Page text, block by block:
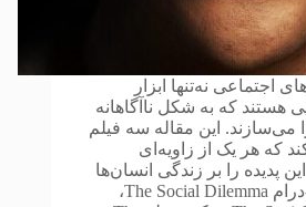
اجتماعی نه‌تنها ابزار
هستند که به شکل ناآگاهانه
می‌سازند. این مقاله سه فیلم
که هر یک از زاویه‌ای
پدیده را بر زندگی انسان‌ها
نشان می‌دهند: مستند-درام The Social Dilemma،